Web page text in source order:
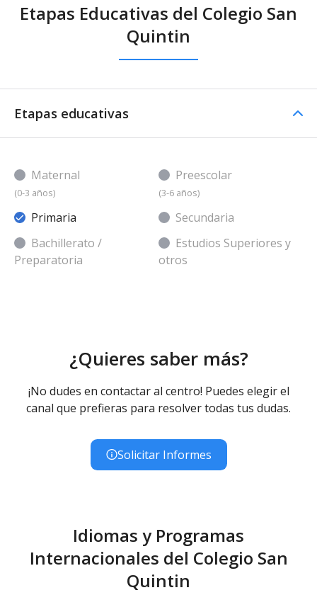
Etapas Educativas del Colegio San
Quintin
Etapas educativas
Maternal
(0-3 años)
Preescolar
(3-6 años)
Primaria
Secundaria
Bachillerato /
Preparatoria
Estudios Superiores y
otros
¿Quieres saber más?
¡No dudes en contactar al centro! Puedes elegir el
canal que prefieras para resolver todas tus dudas.
Solicitar Informes
Idiomas y Programas
Internacionales del Colegio San
Quintin